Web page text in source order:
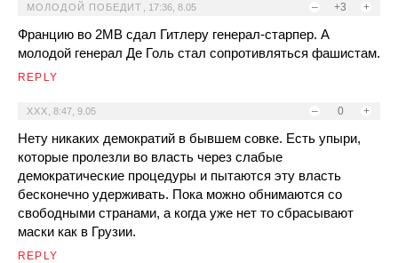
– +3 +
МОЛОДОЙ ПОБЕДИТ 17:36, 8.05
Францию во 2МВ сдал Гитлеру генерал-старпер. А
молодой генерал Де Голь стал сопротивляться фашистам.
REPLY
– 0 +
XXX ,8:47, 9.05
Нету никаких демократий в бывшем совке. Есть упыри,
которые пролезли во власть через слабые
демократические процедуры и пытаются эту власть
бесконечно удерживать. Пока можно обнимаются со
свободными странами, а когда уже нет то сбрасывают
маски как в Грузии.
REPLY